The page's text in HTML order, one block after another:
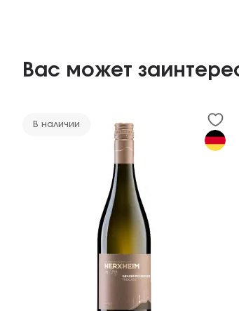
Вас может
В наличии